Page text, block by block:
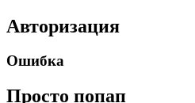
Авторизация
Ошибка
Просто попап